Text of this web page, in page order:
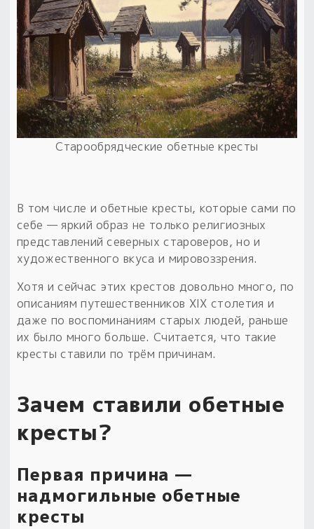
Старообрядческие обетные кресты
В том числе и обетные кресты, которые сами по
себе — яркий образ не только религиозных
представлений северных староверов, но и
художественного вкуса и мировоззрения.
Хотя и сейчас этих крестов довольно много, по
описаниям путешественников XIX столетия и
даже по воспоминаниям старых людей, раньше
их было много больше. Считается, что такие
кресты ставили по трём причинам.
Зачем ставили обетные
кресты?
Первая причина —
надмогильные обетные
кресты